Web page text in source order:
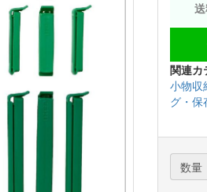
関連カ
小物収
グ・保
数量